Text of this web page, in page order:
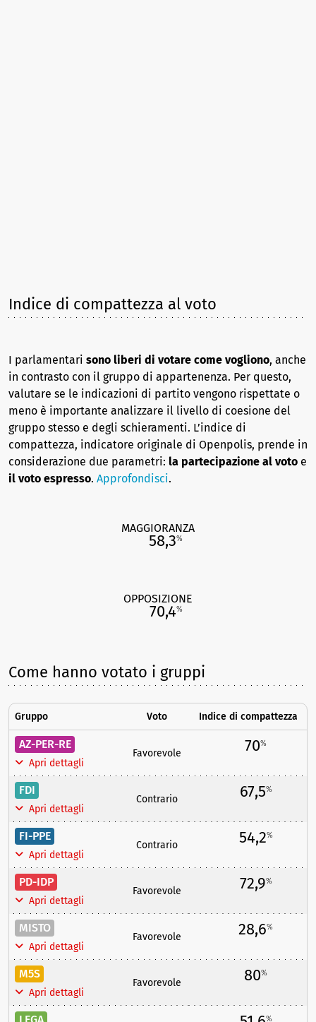
Indice di compattezza al voto
I parlamentari sono liberi di votare come vogliono, anche
in contrasto con il gruppo di appartenenza. Per questo,
valutare se le indicazioni di partito vengono rispettate o
meno è importante analizzare il livello di coesione del
gruppo stesso e degli schieramenti. L’indice di
compattezza, indicatore originale di Openpolis, prende in
considerazione due parametri: la partecipazione al voto e
il voto espresso. Approfondisci.
MAGGIORANZA
58,3%
OPPOSIZIONE
70,4%
Come hanno votato i gruppi
Gruppo Voto Indice di compattezza
AZ-PER-RE
Apri dettagli
Favorevole 70%
FDI
Apri dettagli
Contrario 67,5%
FI-PPE
Apri dettagli
Contrario 54,2%
PD-IDP
Apri dettagli
Favorevole 72,9%
MISTO
Apri dettagli
Favorevole 28,6%
M5S
Apri dettagli
Favorevole 80%
%